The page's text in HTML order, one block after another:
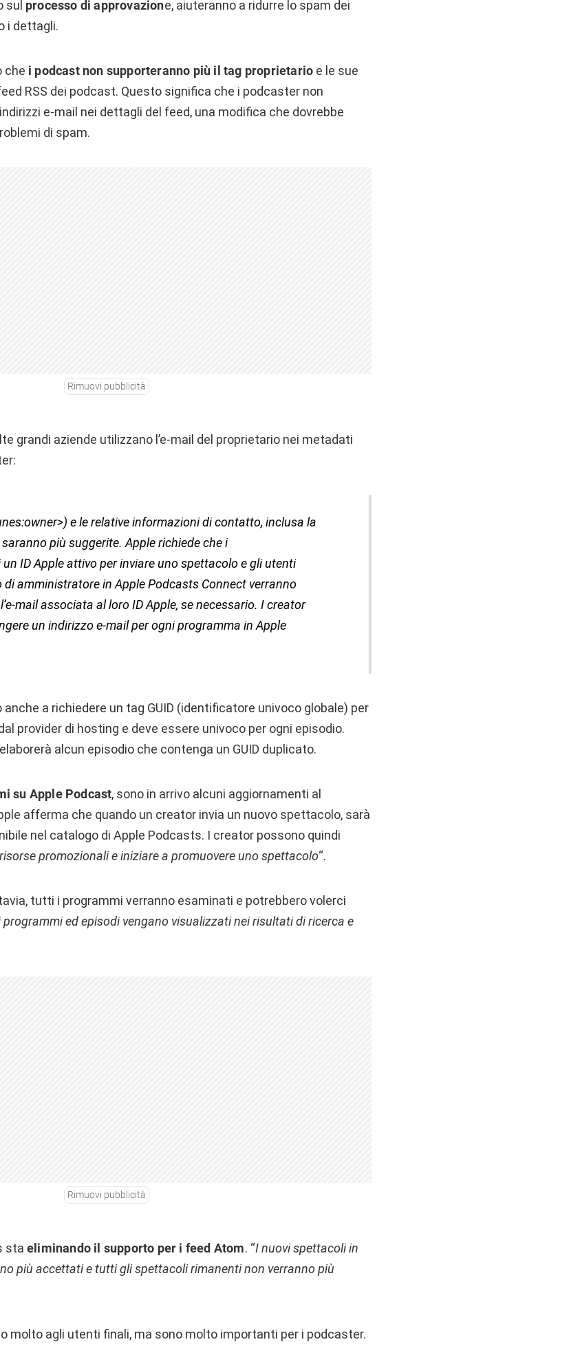
sul processo di approvazione, aiuteranno a ridurre lo spam dei
i dettagli.
che i podcast non supporteranno più il tag proprietario e le sue
RSS dei podcast. Questo significa che i podcaster non
e-mail nei dettagli del feed, una modifica che dovrebbe
di spam.
Rimuovi pubblicità
grandi aziende utilizzano l’e-mail del proprietario nei metadati
e le relative informazioni di contatto, inclusa la
più suggerite. Apple richiede che i
ID Apple attivo per inviare uno spettacolo e gli utenti
amministratore in Apple Podcasts Connect verranno
mail associata al loro ID Apple, se necessario. I creator
un indirizzo e-mail per ogni programma in Apple
a richiedere un tag GUID (identificatore univoco globale) per
provider di hosting e deve essere univoco per ogni episodio.
alcun episodio che contenga un GUID duplicato.
su Apple Podcast, sono in arrivo alcuni aggiornamenti al
afferma che quando un creator invia un nuovo spettacolo, sarà
nel catalogo di Apple Podcasts. I creator possono quindi
promozionali e iniziare a promuovere uno spettacolo“.
tutti i programmi verranno esaminati e potrebbero volerci
ed episodi vengano visualizzati nei risultati di ricerca e
Rimuovi pubblicità
sta eliminando il supporto per i feed Atom. “I nuovi spettacoli in
più accettati e tutti gli spettacoli rimanenti non verranno più
molto agli utenti finali, ma sono molto importanti per i podcaster.